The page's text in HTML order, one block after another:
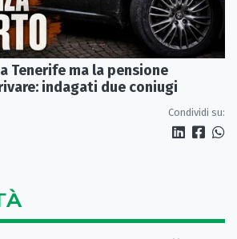
Tenerife ma la pensione
indagati due coniugi
Condividi su: